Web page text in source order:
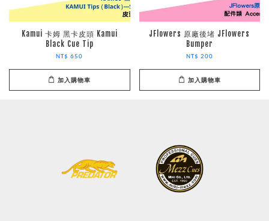
Kamui 卡姆 黑卡皮頭 Kamui
Black Cue Tip
NT$ 650
加入購物車
JFlowers 原廠後堵 JFlowers
Bumper
NT$ 200
加入購物車